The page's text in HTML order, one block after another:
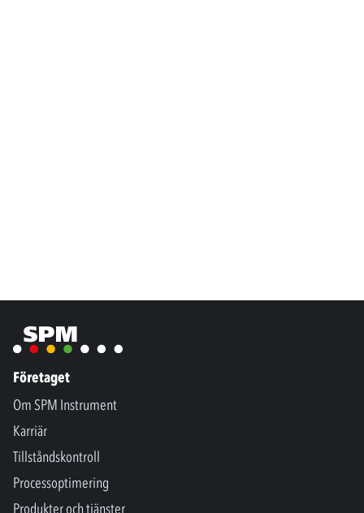
Företaget
Om SPM Instrument
Karriär
Tillståndskontroll
Processoptimering
Produkter och tjänster